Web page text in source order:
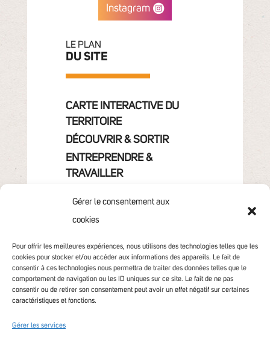
Gérer le consentement aux
cookies
Pour offrir les meilleures expériences, nous utilisons des technologies telles que les
cookies pour stocker et/ou accéder aux informations des appareils. Le fait de
consentir à ces technologies nous permettra de traiter des données telles que le
comportement de navigation ou les ID uniques sur ce site. Le fait de ne pas
consentir ou de retirer son consentement peut avoir un effet négatif sur certaines
caractéristiques et fonctions.
Gérer les services
Instagram
LE PLAN
DU SITE
CARTE INTERACTIVE DU
TERRITOIRE
DÉCOUVRIR & SORTIR
ENTREPRENDRE &
TRAVAILLER
CONTACT